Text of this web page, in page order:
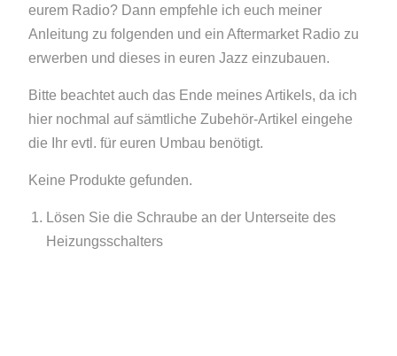
eurem Radio? Dann empfehle ich euch meiner
Anleitung zu folgenden und ein Aftermarket Radio zu
erwerben und dieses in euren Jazz einzubauen.
Bitte beachtet auch das Ende meines Artikels, da ich
hier nochmal auf sämtliche Zubehör-Artikel eingehe
die Ihr evtl. für euren Umbau benötigt.
Keine Produkte gefunden.
Lösen Sie die Schraube an der Unterseite des
Heizungsschalters